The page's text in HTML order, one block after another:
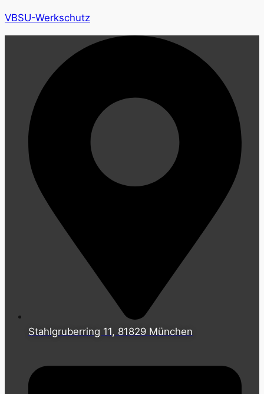
VBSU-Werkschutz
Stahlgruberring 11, 81829 München